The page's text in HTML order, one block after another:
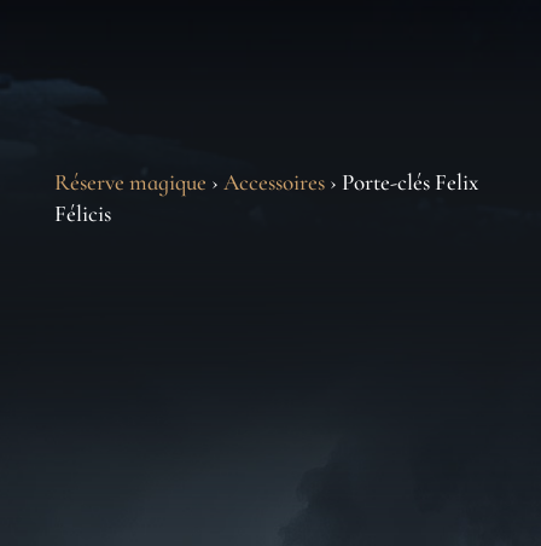
Réserve magique › Accessoires› Porte-clés Felix
Félicis